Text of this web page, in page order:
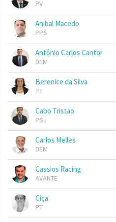
PV
Anibal Macedo
PPS
Antônio Carlos Cantor
DEM
Berenice da Silva
PT
Cabo Tristao
PSL
Carlos Melles
DEM
Cassios Racing
AVANTE
Ciça
PT